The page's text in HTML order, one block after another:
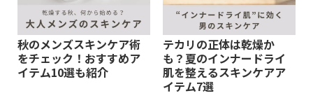
秋のメンズスキンケア術
をチェック！おすすめア
イテム10選も紹介
テカリの正体は乾燥か
も？夏のインナードライ
肌を整えるスキンケアア
イテム7選